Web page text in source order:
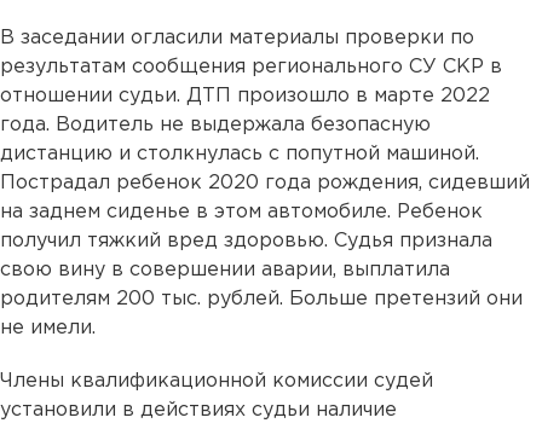
В заседании огласили материалы проверки по
результатам сообщения регионального СУ СКР в
отношении судьи. ДТП произошло в марте 2022
года. Водитель не выдержала безопасную
дистанцию и столкнулась с попутной машиной.
Пострадал ребенок 2020 года рождения, сидевший
на заднем сиденье в этом автомобиле. Ребенок
получил тяжкий вред здоровью. Судья признала
свою вину в совершении аварии, выплатила
родителям 200 тыс. рублей. Больше претензий они
не имели.
Члены квалификационной комиссии судей
установили в действиях судьи наличие